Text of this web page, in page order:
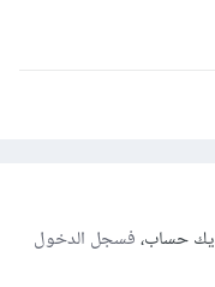
حساب،فسجل الدخول